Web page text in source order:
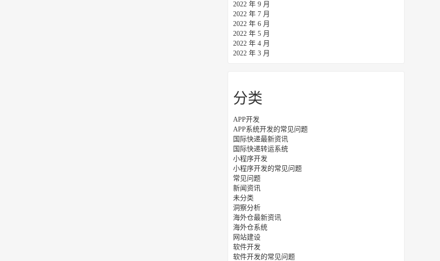
2022 年 9 月
2022 年 7 月
2022 年 6 月
2022 年 5 月
2022 年 4 月
2022 年 3 月
分类
APP开发
APP系统开发的常见问题
国际快递最新资讯
国际快递转运系统
小程序开发
小程序开发的常见问题
常见问题
新闻资讯
未分类
洞察分析
海外仓最新资讯
海外仓系统
网站建设
软件开发
软件开发的常见问题